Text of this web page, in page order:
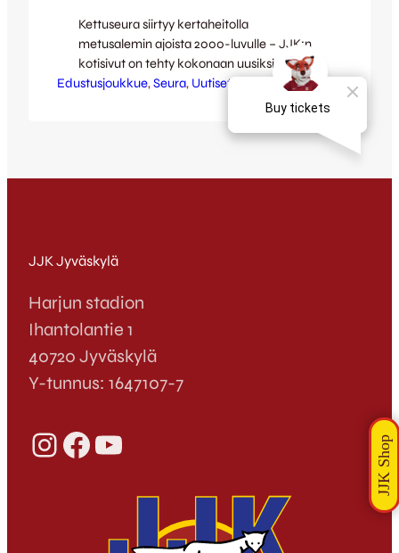
Kettuseura siirtyy kertaheitolla
metusalemin ajoista 2000-luvulle – JJK:n
kotisivut on tehty kokonaan uusiksi. –
Rehellisyyden nimissä, jo oli aikakin. Kovasti
on viime viikot hikoiltu tämän projektin
olla. Toki tämä on tavallaan vain
nyt meillä on viimeinkin toimiva alusta jolla
Edustusjoukkue, Seura, Uutiset
JJK Jyväskylä
Harjun stadion
Ihantolantie 1
40720 Jyväskylä
Y-tunnus: 1647107-7
InstagramFacebook YouTube